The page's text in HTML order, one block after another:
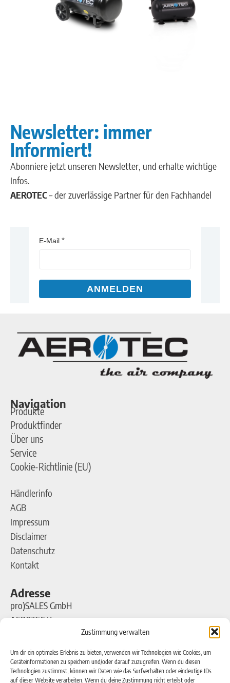
Zustimmung verwalten
Um dir ein optimales Erlebnis zu bieten, verwenden wir Technologien wie Cookies, um
Geräteinformationen zu speichern und/oder darauf zuzugreifen. Wenn du diesen
Technologien zustimmst, können wir Daten wie das Surfverhalten oder eindeutige IDs
auf dieser Website verarbeiten. Wenn du deine Zustimmung nicht erteilst oder
Newsletter: immer
Informiert!
Abonniere jetzt unseren Newsletter, und erhalte wichtige
Infos.
AEROTEC– der zuverlässige Partner für den Fachhandel
E-Mail
ANMELDEN
Navigation
Produkte
Produktfinder
Über uns
Service
Cookie-Richtlinie (EU)
Händlerinfo
AGB
Impressum
Disclaimer
Datenschutz
Kontakt
Adresse
pro)SALES GmbH
AEROTEC Kompressoren
Ferdinand-Porsche-Straße 16
63500 Seligenstadt